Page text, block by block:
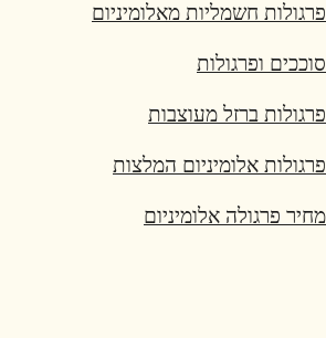
פרגולות חשמליות מאלומיניום
סוככים ופרגולות
פרגולות ברזל מעוצבות
פרגולות אלומיניום המלצות
מחיר פרגולה אלומיניום